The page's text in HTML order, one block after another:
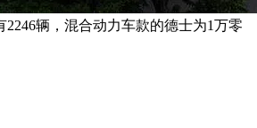
辆，混合动力车款的德士为1万零